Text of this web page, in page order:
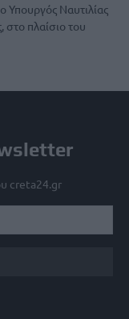
Υπουργός Ναυτιλίας
στο πλαίσιο του
creta24.gr